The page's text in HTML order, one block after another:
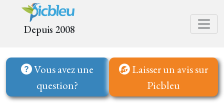
Depuis 2008
Vous avez une
question?
Laisser un avis sur
Picbleu